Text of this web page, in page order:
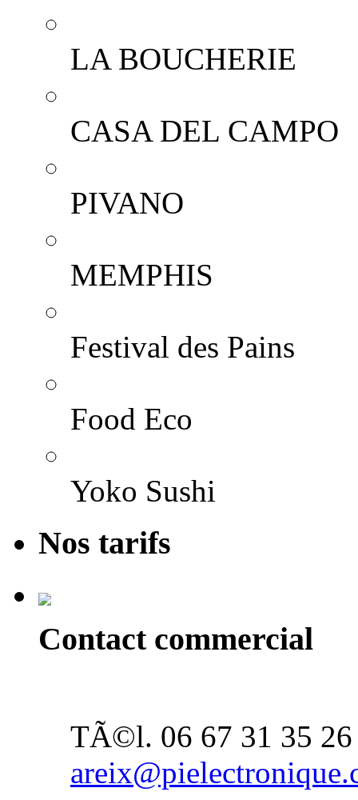
LA BOUCHERIE
CASA DEL CAMPO
PIVANO
MEMPHIS
Festival des Pains
Food Eco
Yoko Sushi
Nos tarifs
Contact commercial
TÃ©l. 06 67 31 35 26